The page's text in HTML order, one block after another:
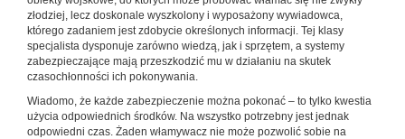
złodziej, lecz doskonale wyszkolony i wyposażony wywiadowca,
którego zadaniem jest zdobycie określonych informacji. Tej klasy
specjalista dysponuje zarówno wiedzą, jak i sprzętem, a systemy
zabezpieczające mają przeszkodzić mu w działaniu na skutek
czasochłonności ich pokonywania.
Wiadomo, że każde zabezpieczenie można pokonać – to tylko kwestia
użycia odpowiednich środków. Na wszystko potrzebny jest jednak
odpowiedni czas. Żaden włamywacz nie może pozwolić sobie na